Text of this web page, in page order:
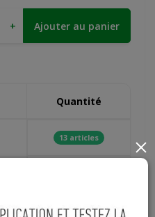
+ Ajouter au panier
Quantité
13 articles
40 articles
×